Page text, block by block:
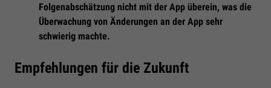
Folgenabschätzung nicht mit der App überein, was die
Überwachung von Änderungen an der App sehr
schwierig machte.
Empfehlungen für die Zukunft